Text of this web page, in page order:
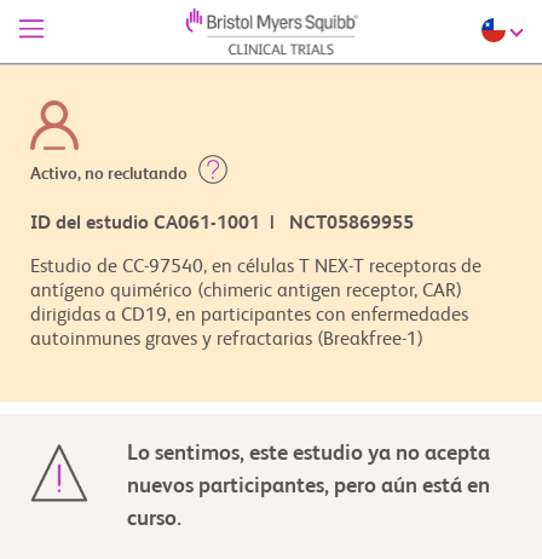
Activo, no reclutando
ID del estudio CA061-1001 | NCT05869955
Estudio de CC-97540, en células T NEX-T receptoras de
antígeno quimérico (chimeric antigen receptor, CAR)
dirigidas a CD19, en participantes con enfermedades
autoinmunes graves y refractarias (Breakfree-1)
Lo sentimos, este estudio ya no acepta
nuevos participantes, pero aún está en
curso.